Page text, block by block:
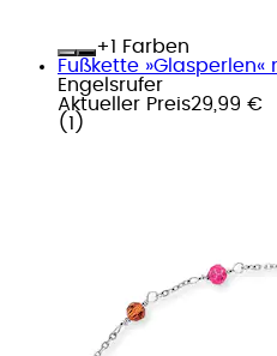
+
Farben
Fußkette »Glasperlen«
Engelsrufer
Aktueller Preis29,99 €
( 1 )